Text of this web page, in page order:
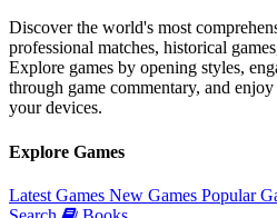
Discover the world's most
professional matches, historical
Explore games by opening styles,
through game commentary, and enjoy
your devices.
Explore Games
Latest Games New Games Popular